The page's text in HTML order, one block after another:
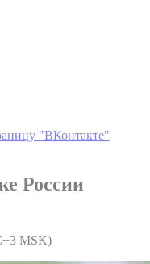
"ВКонтакте"
России
MSK)